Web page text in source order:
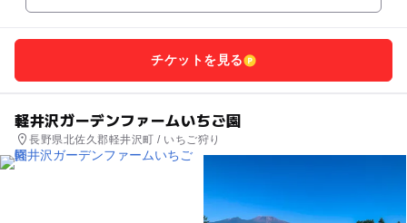
チケットを見る
軽井沢ガーデンファームいちご園
長野県北佐久郡軽井沢町 / いちご狩り